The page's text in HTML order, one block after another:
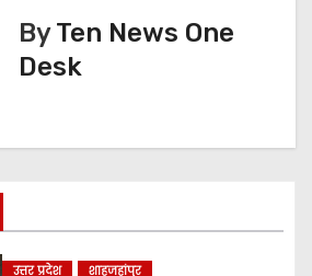
ByTen News One
Desk
उत्तर प्रदेश शाहजहांपुर